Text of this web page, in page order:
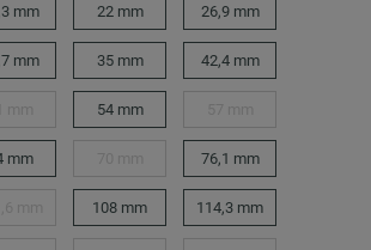
mm 22 mm 26,9 mm
mm 35 mm 42,4 mm
54 mm
mm 76,1 mm
108 mm 114,3 mm